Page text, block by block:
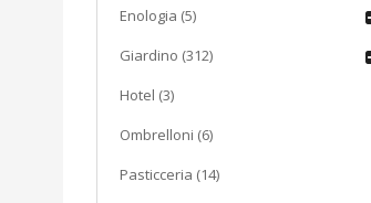
Enologia (5)
Giardino (312)
Hotel (3)
Ombrelloni (6)
Pasticceria (14)